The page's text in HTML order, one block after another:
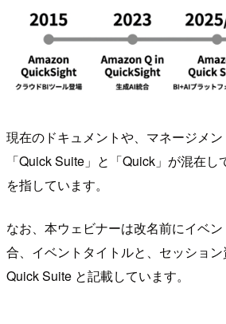
現在のドキュメントや、マネージメ
「Quick Suite」と「Quick」が混在
を指しています。
なお、本ウェビナーは改名前にイベ
合、イベントタイトルと、セッショ
Quick Suite と記載しています。